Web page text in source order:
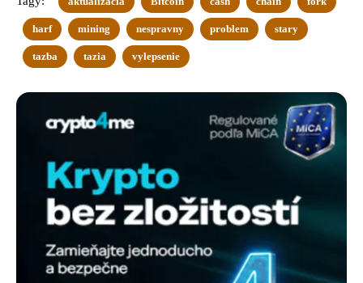
harf mining nespravny problem stary
tazba tazia vylepsenie